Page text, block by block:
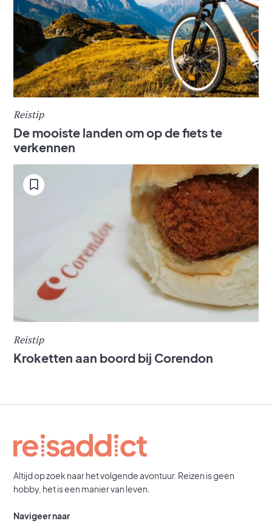
Reistip
De mooiste landen om op de fiets te
verkennen
Reistip
Kroketten aan boord bij Corendon
Altijd op zoek naar het volgende avontuur. Reizen is geen
hobby, het is een manier van leven.
Navigeer naar